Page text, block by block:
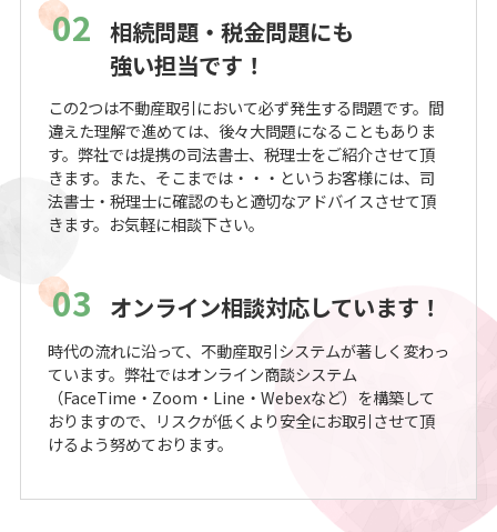
02 相続問題・税金問題にも
強い担当です！
この2つは不動産取引において必ず発生する問題です。間
違えた理解で進めては、後々大問題になることもありま
す。弊社では提携の司法書士、税理士をご紹介させて頂
きます。また、そこまでは・・・というお客様には、司
法書士・税理士に確認のもと適切なアドバイスさせて頂
きます。お気軽に相談下さい。
03 オンライン相談対応しています！
時代の流れに沿って、不動産取引システムが著しく変わっ
ています。弊社ではオンライン商談システム
（FaceTime・Zoom・Line・Webexなど）を構築して
おりますので、リスクが低くより安全にお取引させて頂
けるよう努めております。